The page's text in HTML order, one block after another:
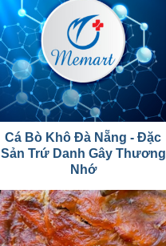
Cá Bò Khô Đà Nẵng - Đặc
Sản Trứ Danh Gây Thương
Nhớ